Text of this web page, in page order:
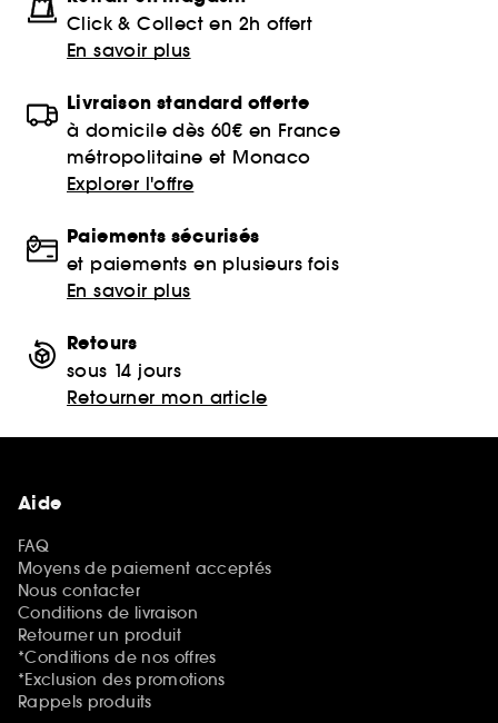
Click & Collect en 2h offert
En savoir plus
Livraison standard offerte
à domicile dès 60€ en France
métropolitaine et Monaco
Explorer l'offre
Paiements sécurisés
et paiements en plusieurs fois
En savoir plus
Retours
sous 14 jours
Retourner mon article
Aide
FAQ
Moyens de paiement acceptés
Nous contacter
Conditions de livraison
Retourner un produit
*Conditions de nos offres
*Exclusion des promotions
Rappels produits